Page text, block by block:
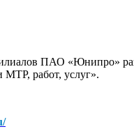
ПАО «Юнипро»
МТР, работ, услуг».